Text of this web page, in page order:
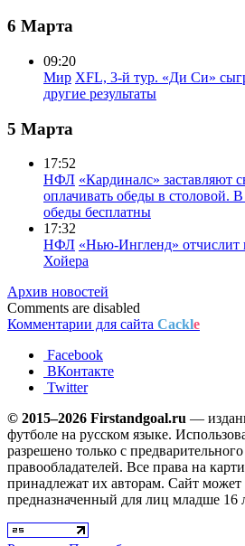
6 Марта
09:20
Мир XFL, 3-й тур. «Ди Си»
другие результаты
5 Марта
17:52
НФЛ «Кардиналс» заставляют
оплачивать обеды в столовой.
обеды бесплатны
17:32
НФЛ «Нью-Ингленд» отчислит
Хойера
Архив новостей
Comments are disabled
Комментарии для сайта Cackle
Facebook
ВКонтакте
Twitter
© 2015–2026 Firstandgoal.ru —
футболе на русском языке.
разрешено только с предварительного
правообладателей. Все права на
принадлежат их авторам. Сайт может
предназначенный для лиц младше 16